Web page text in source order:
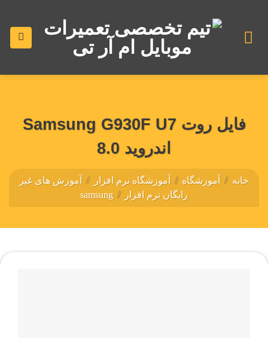
محتوا
فایل روت Samsung G930F U7
اندروید 8.0
خانه / آموزشگاه / آموزشگاه نرم افزار / آموزش های غیر
رایگان نرم افزار
/
samsung